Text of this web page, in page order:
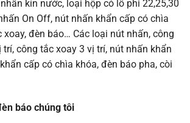
kín nước, loại hộp có lỗ phi 22,25,30
On Off, nút nhấn khẩn cấp có chìa
xoay, đèn báo… Các loại nút nhấn, công
công tắc xoay 3 vị trí, nút nhấn khẩn
cấp có chìa khóa, đèn báo pha, còi
báo chúng tôi